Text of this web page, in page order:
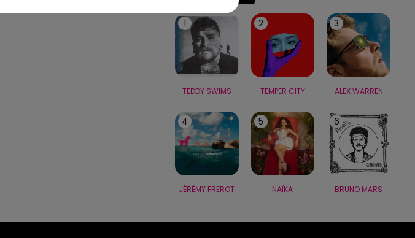
1
TEDDY SWIMS
2
TEMPER CITY
3
ALEX WARREN
4
JÉRÉMY FREROT
5
NAÏKA
6
BRUNO MARS